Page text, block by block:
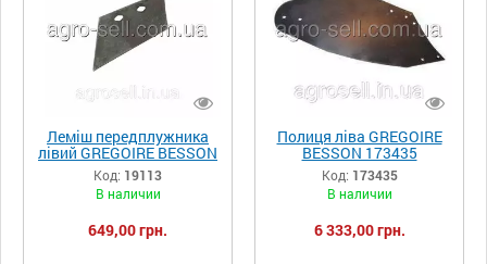
Леміш передплужника
лівий GREGOIRE BESSON
19113
Код: 19113
В наличии
649,00 грн.
Полиця ліва GREGOIRE
BESSON 173435
Код: 173435
В наличии
6 333,00 грн.